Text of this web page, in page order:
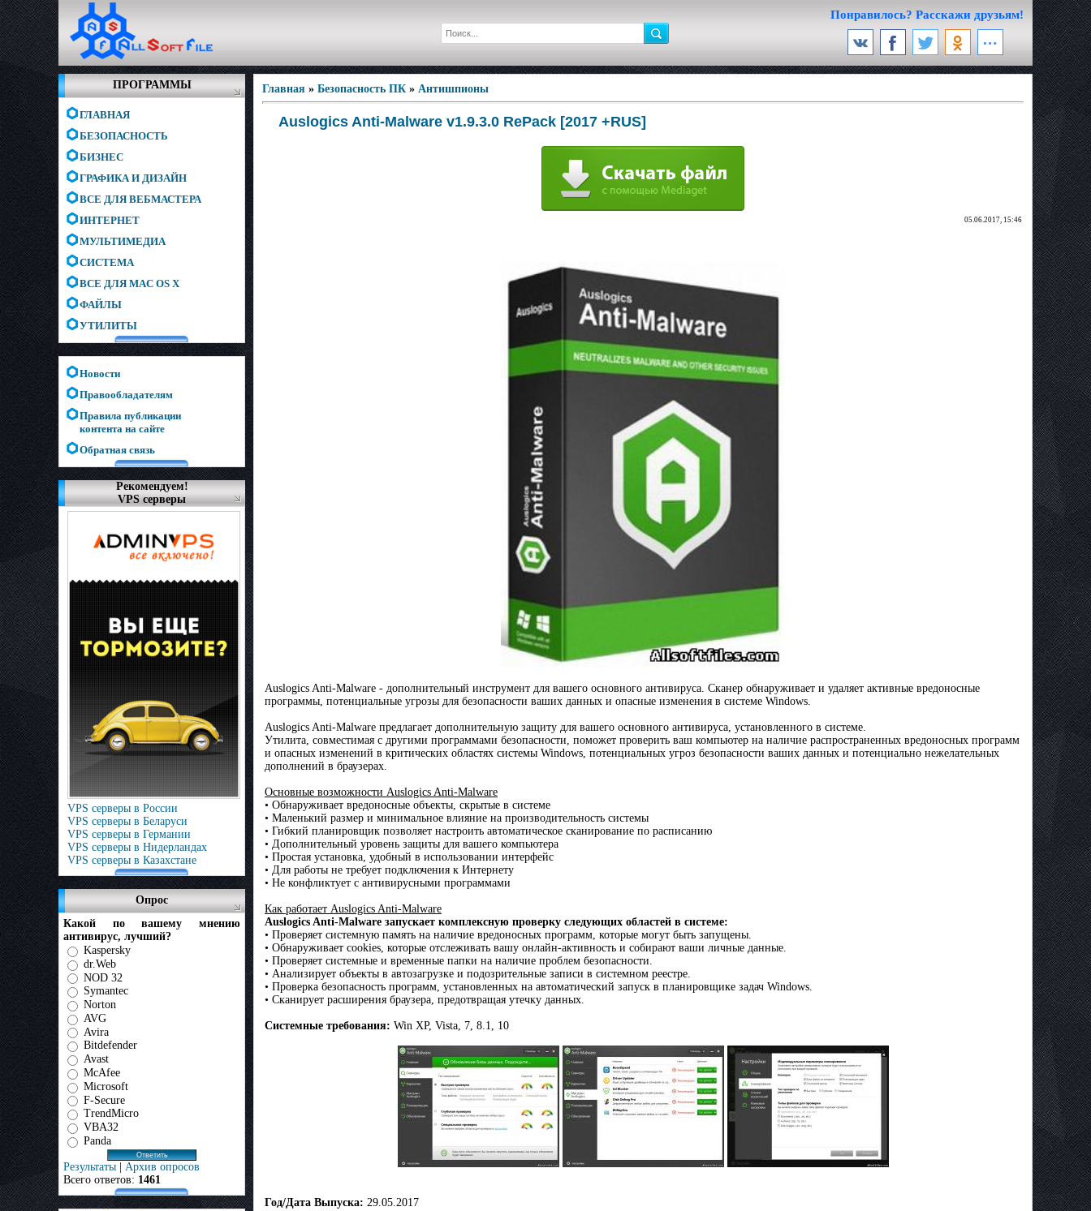
Понравилось? Расскажи друзьям!
ПРОГРАММЫ
ГЛАВНАЯ
БЕЗОПАСНОСТЬ
БИЗНЕС
ГРАФИКА И ДИЗАЙН
ВСЕ ДЛЯ ВЕБМАСТЕРА
ИНТЕРНЕТ
МУЛЬТИМЕДИА
СИСТЕМА
ВСЕ ДЛЯ MAC OS X
ФАЙЛЫ
УТИЛИТЫ
Новости
Правообладателям
Правила публикации
контента на сайте
Обратная связь
Рекомендуем!
VPS серверы
VPS серверы в России
VPS серверы в Беларуси
VPS серверы в Германии
VPS серверы в Нидерландах
VPS серверы в Казахстане
Опрос
Какой по вашему мнению
антивирус, лучший?
Kaspersky
dr.Web
NOD 32
Symantec
Norton
AVG
Avira
Bitdefender
Avast
McAfee
Microsoft
F-Secure
TrendMicro
VBA32
Panda
Результаты | Архив опросов
Всего ответов: 1461
Главная » Безопасность ПК » Антишпионы
Auslogics Anti-Malware v1.9.3.0 RePack [2017 +RUS]
05.06.2017, 15:46
Auslogics Anti-Malware - дополнительный инструмент для вашего основного антивируса. Сканер обнаруживает и удаляет активные вредоносные
программы, потенциальные угрозы для безопасности ваших данных и опасные изменения в системе Windows.
Auslogics Anti-Malware предлагает дополнительную защиту для вашего основного антивируса, установленного в системе.
Утилита, совместимая с другими программами безопасности, поможет проверить ваш компьютер на наличие распространенных вредоносных программ
и опасных изменений в критических областях системы Windows, потенциальных угроз безопасности ваших данных и потенциально нежелательных
дополнений в браузерах.
Основные возможности Auslogics Anti-Malware
• Обнаруживает вредоносные объекты, скрытые в системе
• Маленький размер и минимальное влияние на производительность системы
• Гибкий планировщик позволяет настроить автоматическое сканирование по расписанию
• Дополнительный уровень защиты для вашего компьютера
• Простая установка, удобный в использовании интерфейс
• Для работы не требует подключения к Интернету
• Не конфликтует с антивирусными программами
Как работает Auslogics Anti-Malware
Auslogics Anti-Malware запускает комплексную проверку следующих областей в системе:
• Проверяет системную память на наличие вредоносных программ, которые могут быть запущены.
• Обнаруживает cookies, которые отслеживать вашу онлайн-активность и собирают ваши личные данные.
• Проверяет системные и временные папки на наличие проблем безопасности.
• Анализирует объекты в автозагрузке и подозрительные записи в системном реестре.
• Проверка безопасность программ, установленных на автоматический запуск в планировщике задач Windows.
• Сканирует расширения браузера, предотвращая утечку данных.
Системные требования: Win XP, Vista, 7, 8.1, 10
Год/Дата Выпуска: 29.05.2017